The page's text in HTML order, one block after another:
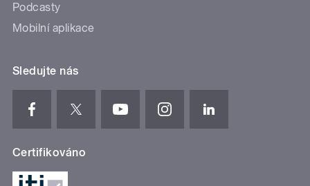
Podcasty
Mobilní aplikace
Sledujte nás
Certifikováno